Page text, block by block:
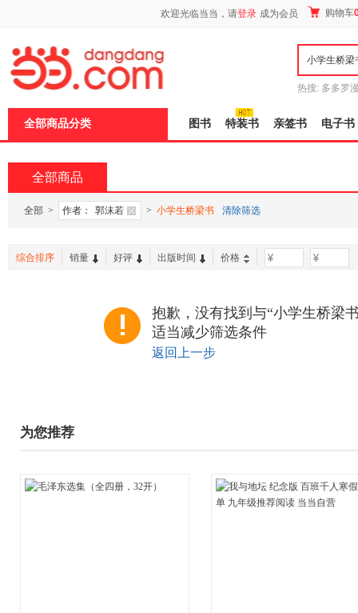
欢迎光临当当，请登录 成为会员 购物车
热搜: 多多罗
全部商品分类 图书 特装书 亲签书 电子书
全部商品
全部 > 作者： 郭沫若 > 小学生桥梁书 清除筛选
综合排序 销量 好评 出版时间 价格 -
抱歉，没有找到与“小学生桥梁
适当减少筛选条件
返回上一步
为您推荐
页
加